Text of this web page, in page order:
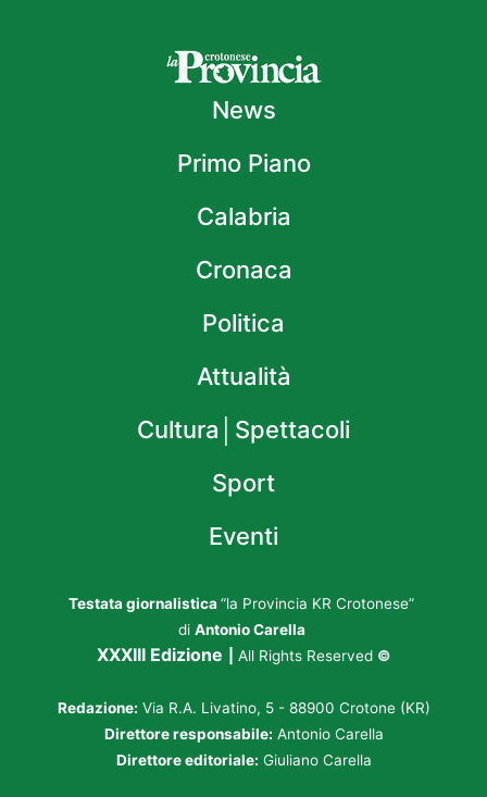
News
Primo Piano
Calabria
Cronaca
Politica
Attualità
Cultura│Spettacoli
Sport
Eventi
Testata giornalistica “la Provincia KR Crotonese”
di Antonio Carella
XXXIII Edizione All Rights Reserved ©
Redazione: Via R.A. Livatino, 5 - 88900 Crotone (KR)
Direttore responsabile: Antonio Carella
Direttore editoriale: Giuliano Carella